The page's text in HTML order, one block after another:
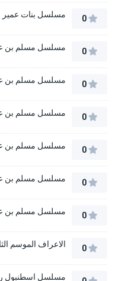
0 مسلسل بنات عمير
0 مسلسل مسلم بن عقيل
0 مسلسل مسلم بن
0 مسلسل مسلم بن
0 مسلسل مسلم بن
0 مسلسل مسلم بن
0 مسلسل مسلم بن
0 الاعراف الموسم
مسلسل اسطنبول